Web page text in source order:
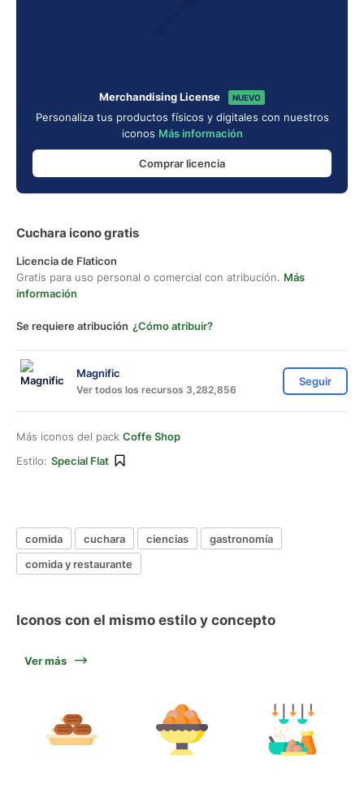
Merchandising License NUEVO
Personaliza tus productos físicos y digitales con nuestros
iconos Más información
Comprar licencia
Cuchara icono gratis
Licencia de Flaticon
Gratis para uso personal o comercial con atribución. Más
información
Se requiere atribución ¿Cómo atribuir?
Magnific
Ver todos los recursos 3,282,856
Seguir
Más iconos del pack Coffe Shop
Estilo: Special Flat
comida cuchara ciencias
gastronomía
comida y restaurante
Iconos con el mismo estilo y concepto
Ver más